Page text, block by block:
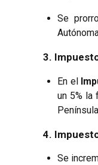
Se
3.
En el
un 5% la
4.
Se